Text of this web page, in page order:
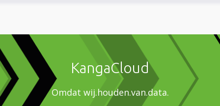
KangaCloud
Omdat wij.houden.van.data.